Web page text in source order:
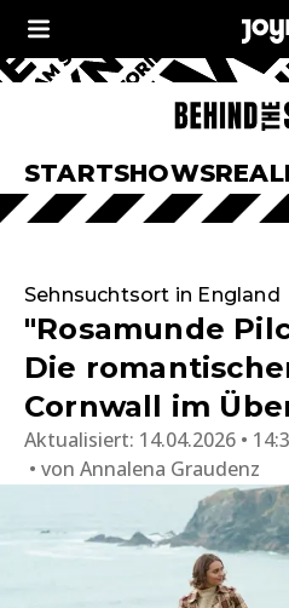
STARTSHOWS
Sehnsuchtsort in England
"Rosamunde
Die
Cornwall im
Aktualisiert: 14.04.2026 •
von Annalena Graudenz